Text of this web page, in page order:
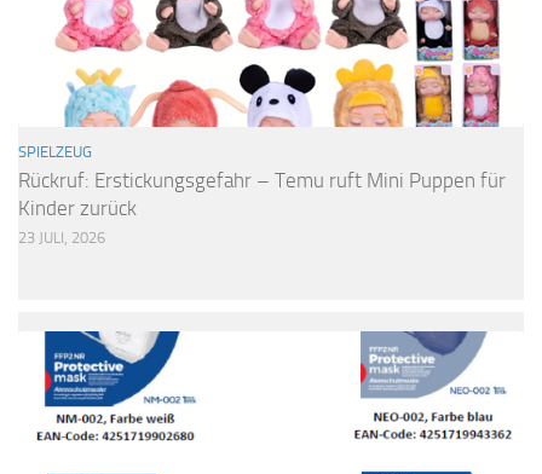
SPIELZEUG
Rückruf: Erstickungsgefahr – Temu ruft Mini Puppen für
Kinder zurück
23 JULI, 2026